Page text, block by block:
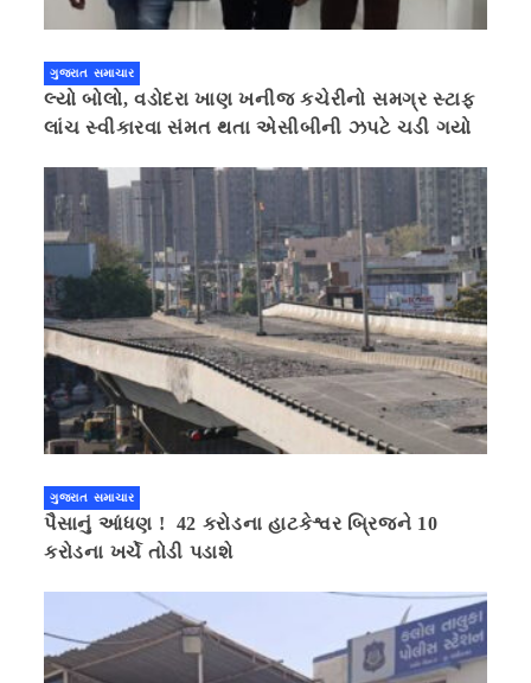
ગુજરાત સમાચાર
લ્યો બોલો, વડોદરા ખાણ ખનીજ કચેરીનો સમગ્ર સ્ટાફ
લાંચ સ્વીકારવા સંમત થતા એસીબીની ઝપટે ચડી ગયો
ગુજરાત સમાચાર
પૈસાનું આંધણ ! 42 કરોડના હાટકેશ્વર બ્રિજને 10
કરોડના ખર્ચે તોડી પડાશે